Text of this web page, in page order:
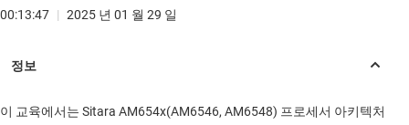
00:13:47 | 2025 년 01 월 29 일
이 교육에서는 Sitara AM654x(AM6546, AM6548) 프로세서 아키텍처